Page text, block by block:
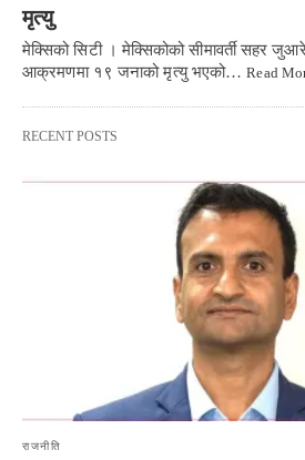
मृत्यु
मेक्सिको सिटी । मेक्सिकोको सीमावर्ती सहर
आक्रमणमा १९ जनाको मृत्यु भएको…Read
RECENT POSTS
राजनीति